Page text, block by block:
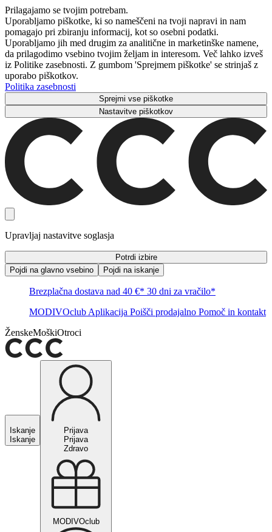
Prilagajamo se tvojim potrebam.
Uporabljamo piškotke, ki so nameščeni na tvoji napravi in ​​nam
pomagajo pri zbiranju informacij, kot so osebni podatki.
Uporabljamo jih med drugim za analitične in marketinške namene,
da prilagodimo vsebino tvojim željam in interesom. Več lahko izveš
iz Politike zasebnosti. Z gumbom 'Sprejmem piškotke' se strinjaš z
uporabo piškotkov.
Politika zasebnosti
Sprejmi vse piškotke
Nastavitve piškotkov
Upravljaj nastavitve soglasja
Potrdi izbire
Pojdi na glavno vsebino
Pojdi na iskanje
Brezplačna dostava nad 40 €* 30 dni za vračilo*
MODIVOclub Aplikacija Poišči prodajalno Pomoč in kontakt
ŽenskeMoškiOtroci
Iskanje
Iskanje
Prijava
Prijava
Zdravo
MODIVOclub